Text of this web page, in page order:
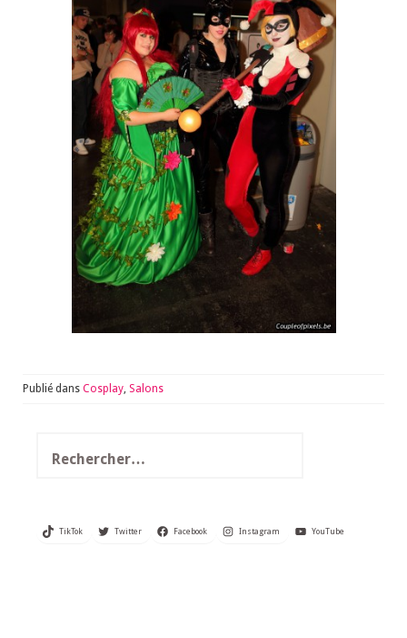
Publié dans Cosplay Salons
TikTok Twitter Facebook Instagram YouTube